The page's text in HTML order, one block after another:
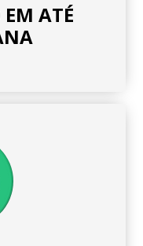
ATÉ